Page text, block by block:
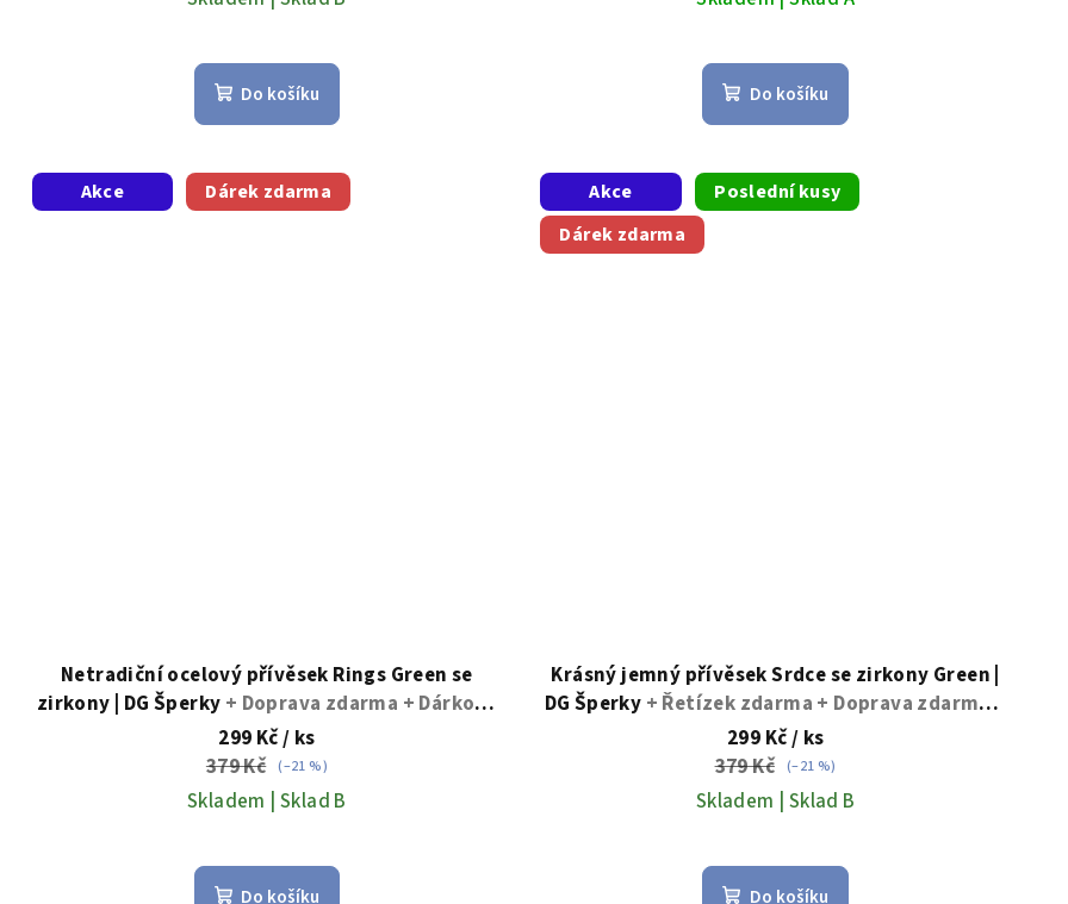
Do košíku Do košíku
Akce Dárek zdarma
Netradiční ocelový přívěsek Rings Green se
zirkony | DG Šperky + Doprava zdarma + Dárkové
balení zdarma
299 Kč/ ks
379 Kč (–21 %)
Skladem | Sklad B
Do košíku
Akce
Poslední kusy
Dárek zdarma
Krásný jemný přívěsek Srdce se zirkony Green |
DG Šperky + Řetízek zdarma + Doprava zdarma +
Dárkové balení zdarma
299 Kč/ ks
379 Kč (–21 %)
Skladem | Sklad B
Do košíku